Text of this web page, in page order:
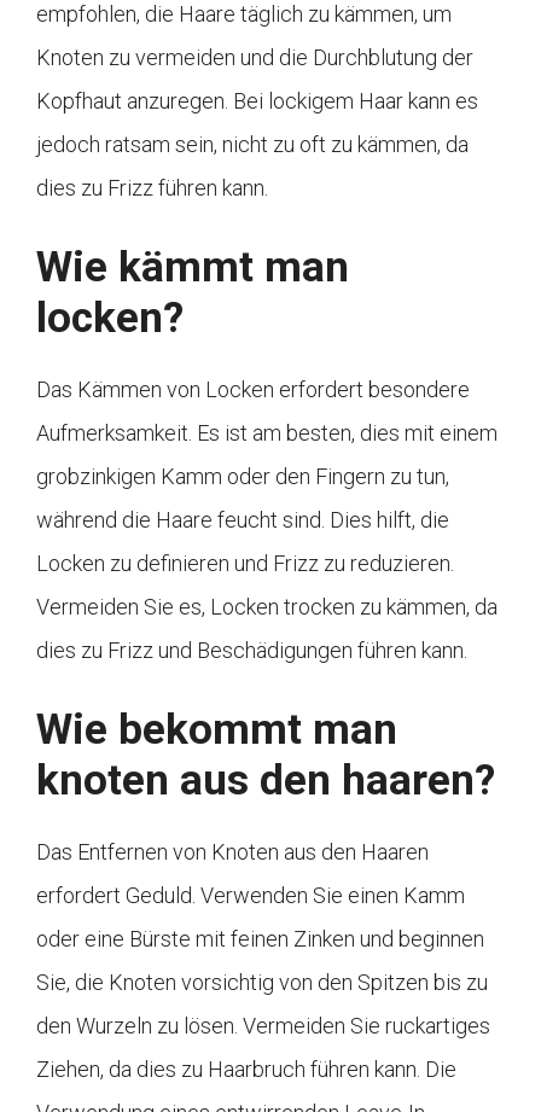
empfohlen, die Haare täglich zu kämmen, um
Knoten zu vermeiden und die Durchblutung der
Kopfhaut anzuregen. Bei lockigem Haar kann es
jedoch ratsam sein, nicht zu oft zu kämmen, da
dies zu Frizz führen kann.
Wie kämmt man
locken?
Das Kämmen von Locken erfordert besondere
Aufmerksamkeit. Es ist am besten, dies mit einem
grobzinkigen Kamm oder den Fingern zu tun,
während die Haare feucht sind. Dies hilft, die
Locken zu definieren und Frizz zu reduzieren.
Vermeiden Sie es, Locken trocken zu kämmen, da
dies zu Frizz und Beschädigungen führen kann.
Wie bekommt man
knoten aus den haaren?
Das Entfernen von Knoten aus den Haaren
erfordert Geduld. Verwenden Sie einen Kamm
oder eine Bürste mit feinen Zinken und beginnen
Sie, die Knoten vorsichtig von den Spitzen bis zu
den Wurzeln zu lösen. Vermeiden Sie ruckartiges
Ziehen, da dies zu Haarbruch führen kann. Die